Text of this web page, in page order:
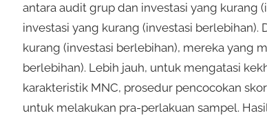
antara audit grup dan investasi yang kurang
investasi yang kurang (investasi
kurang (investasi berlebihan), mereka yang
berlebihan). Lebih jauh, untuk mengatasi
karakteristik MNC, prosedur pencocokan
untuk melakukan pra-perlakuan sampel.